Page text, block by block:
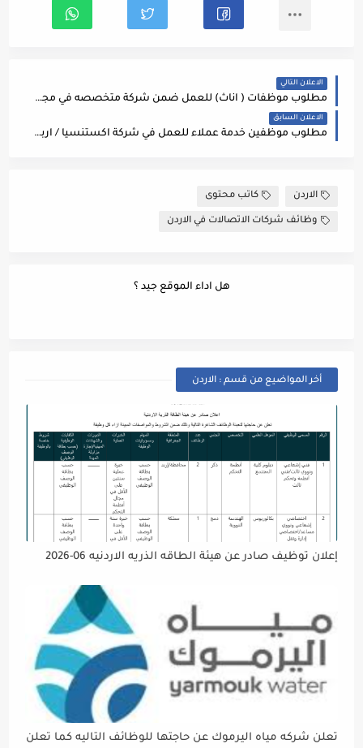
الاعلان التالي
مطلوب موظفات ( اناث) للعمل ضمن شركة متخصصه في مجالات التسويق والمبيعات والسياحة
الاعلان السابق
مطلوب موظفين خدمة عملاء للعمل في شركة اكستنسيا / اربد Customer Service Representatives
الاردن كاتب محتوى
وظائف شركات الاتصالات في الاردن
هل اداء الموقع جيد ؟
أخر المواضيع من قسم : الاردن
إعلان توظيف صادر عن هيئة الطاقه الذريه الاردنيه 06-2026
تعلن شركه مياه اليرموك عن حاجتها للوظائف التاليه كما تعلن